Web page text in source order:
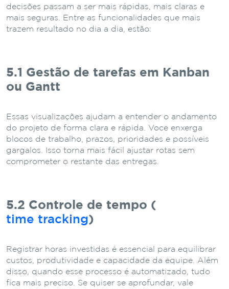
decisões passam a ser mais rápidas, mais claras e
mais seguras. Entre as funcionalidades que mais
trazem resultado no dia a dia, estão:
5.1 Gestão de tarefas em Kanban
ou Gantt
Essas visualizações ajudam a entender o andamento
do projeto de forma clara e rápida. Você enxerga
blocos de trabalho, prazos, prioridades e possíveis
gargalos. Isso torna mais fácil ajustar rotas sem
comprometer o restante das entregas.
5.2 Controle de tempo (
time tracking)
Registrar horas investidas é essencial para equilibrar
custos, produtividade e capacidade da equipe. Além
disso, quando esse processo é automatizado, tudo
fica mais preciso. Se quiser se aprofundar, vale